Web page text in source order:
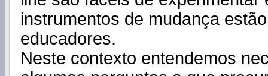
instrumentos de mudança
educadores.
Neste contexto entendemos